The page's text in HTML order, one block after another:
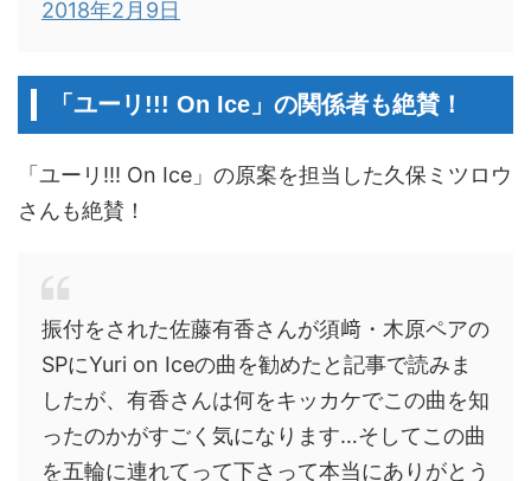
2018年2月9日
「ユーリ!!! On Ice」の関係者も絶賛！
「ユーリ!!! On Ice」の原案を担当した久保ミツロウ
さんも絶賛！
振付をされた佐藤有香さんが須﨑・木原ペアの
SPにYuri on Iceの曲を勧めたと記事で読みま
したが、有香さんは何をキッカケでこの曲を知
ったのかがすごく気になります…そしてこの曲
を五輪に連れてって下さって本当にありがとう